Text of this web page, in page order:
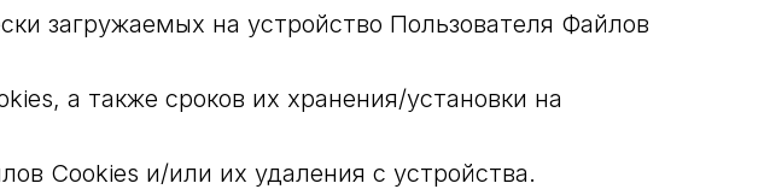
загружаемых на устройство Пользователя Файлов
а также сроков их хранения/установки на
Cookies и/или их удаления с устройства.